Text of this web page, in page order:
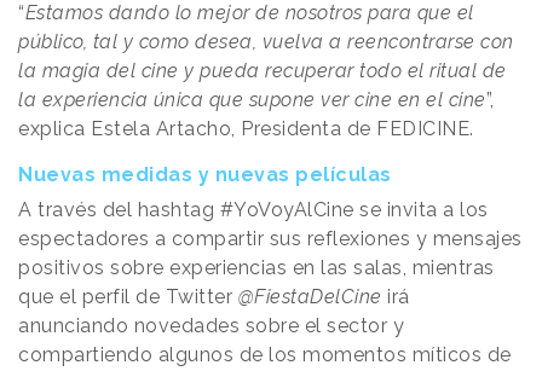
“Estamos dando lo mejor de nosotros para que el
público, tal y como desea, vuelva a reencontrarse con
la magia del cine y pueda recuperar todo el ritual de
la experiencia única que supone ver cine en el cine”,
explica Estela Artacho, Presidenta de FEDICINE.
Nuevas medidas y nuevas películas
A través del hashtag #YoVoyAlCine se invita a los
espectadores a compartir sus reflexiones y mensajes
positivos sobre experiencias en las salas, mientras
que el perfil de Twitter @FiestaDelCine irá
anunciando novedades sobre el sector y
compartiendo algunos de los momentos míticos de